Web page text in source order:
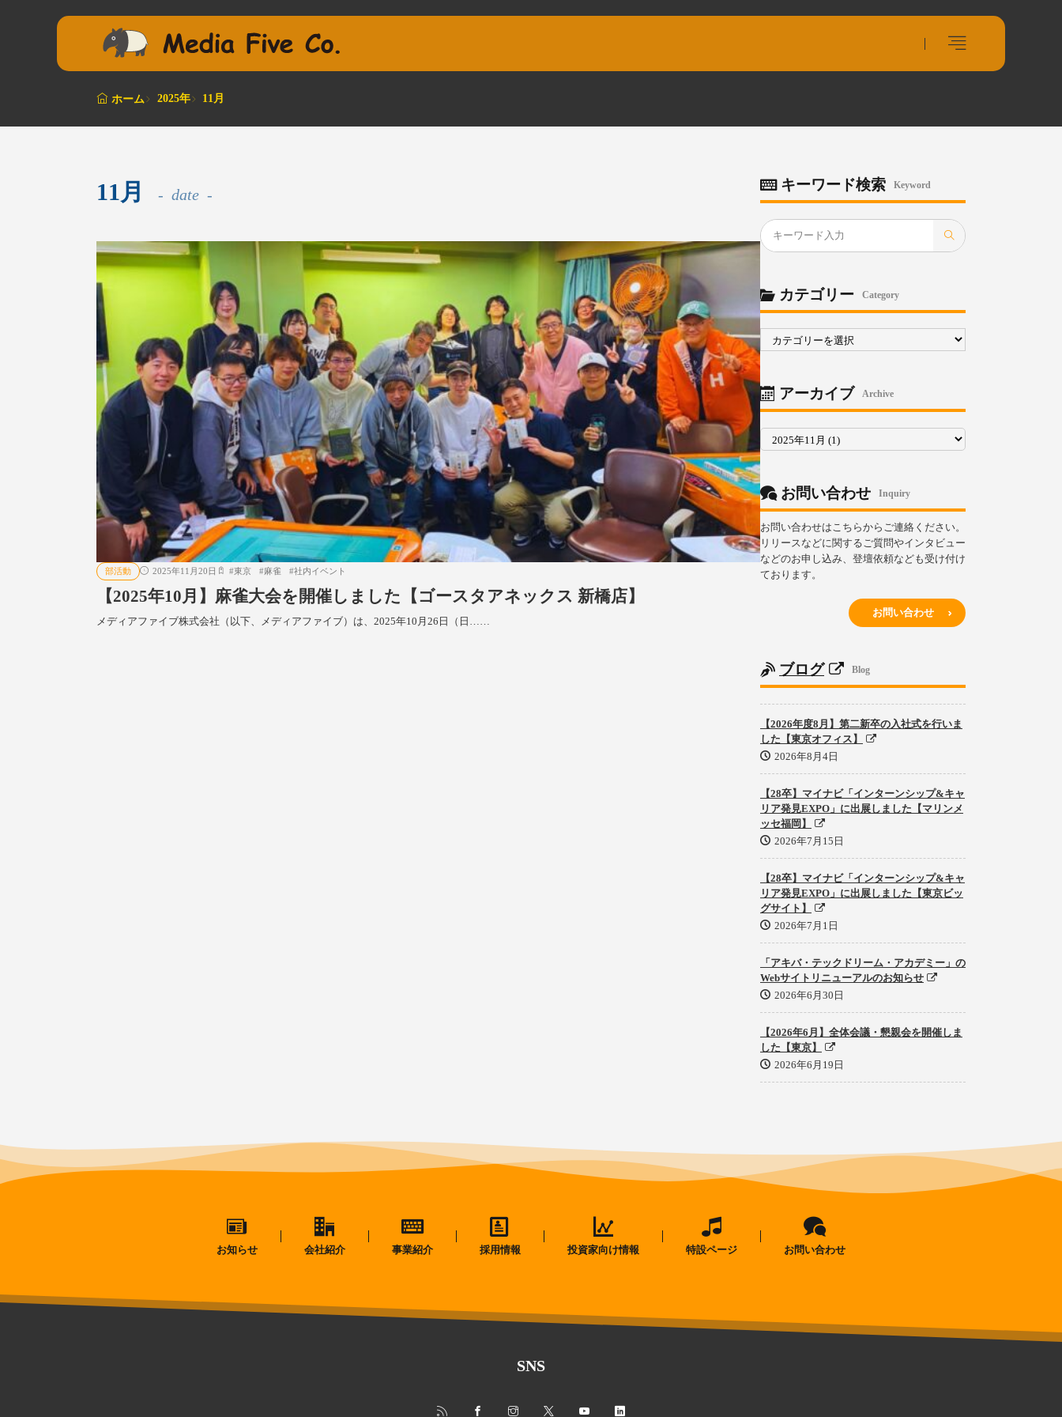
ホーム 2025年 11月
11月 date
部活動 2025年11月20日 #東京 #麻雀 #社内イベント
【2025年10月】麻雀大会を開催しました【ゴースタアネックス 新橋店】
メディアファイブ株式会社（以下、メディアファイブ）は、2025年10月26日（日……
キーワード検索 Keyword
カテゴリー Category
カ
ゴ
リ
ー
アーカイブ Archive
ア
カ
イ
ブ
お問い合わせ Inquiry
お問い合わせはこちらからご連絡ください。
リリースなどに関するご質問やインタビュー
などのお申し込み、登壇依頼なども受け付け
ております。
お問い合わせ
ブログ Blog
【2026年度8月】第二新卒の入社式を行いま
した【東京オフィス】
2026年8月4日
【28卒】マイナビ「インターンシップ&キャ
リア発見EXPO」に出展しました【マリンメ
ッセ福岡】
2026年7月15日
【28卒】マイナビ「インターンシップ&キャ
リア発見EXPO」に出展しました【東京ビッ
グサイト】
2026年7月1日
「アキバ・テックドリーム・アカデミー」の
Webサイトリニューアルのお知らせ
2026年6月30日
【2026年6月】全体会議・懇親会を開催しま
した【東京】
2026年6月19日
お知らせ 会社紹介 事業紹介 採用情報 投資家向け情報 特設ページ お問い合わせ
SNS